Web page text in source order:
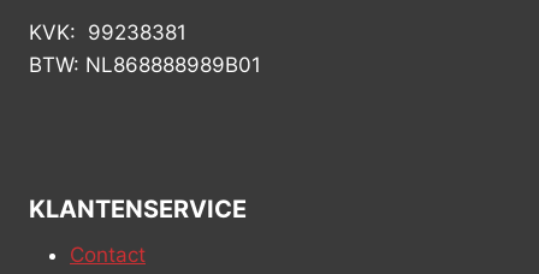
KVK: 99238381
BTW: NL868888989B01
KLANTENSERVICE
Contact